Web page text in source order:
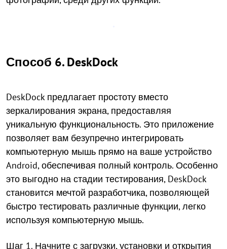
Способ 6. DeskDock
DeskDock предлагает простоту вместо
зеркалирования экрана, предоставляя
уникальную функциональность. Это приложение
позволяет вам безупречно интегрировать
компьютерную мышь прямо на ваше устройство
Android, обеспечивая полный контроль. Особенно
это выгодно на стадии тестирования, DeskDock
становится мечтой разработчика, позволяющей
быстро тестировать различные функции, легко
используя компьютерную мышь.
Шаг 1. Начните с загрузки, установки и открытия